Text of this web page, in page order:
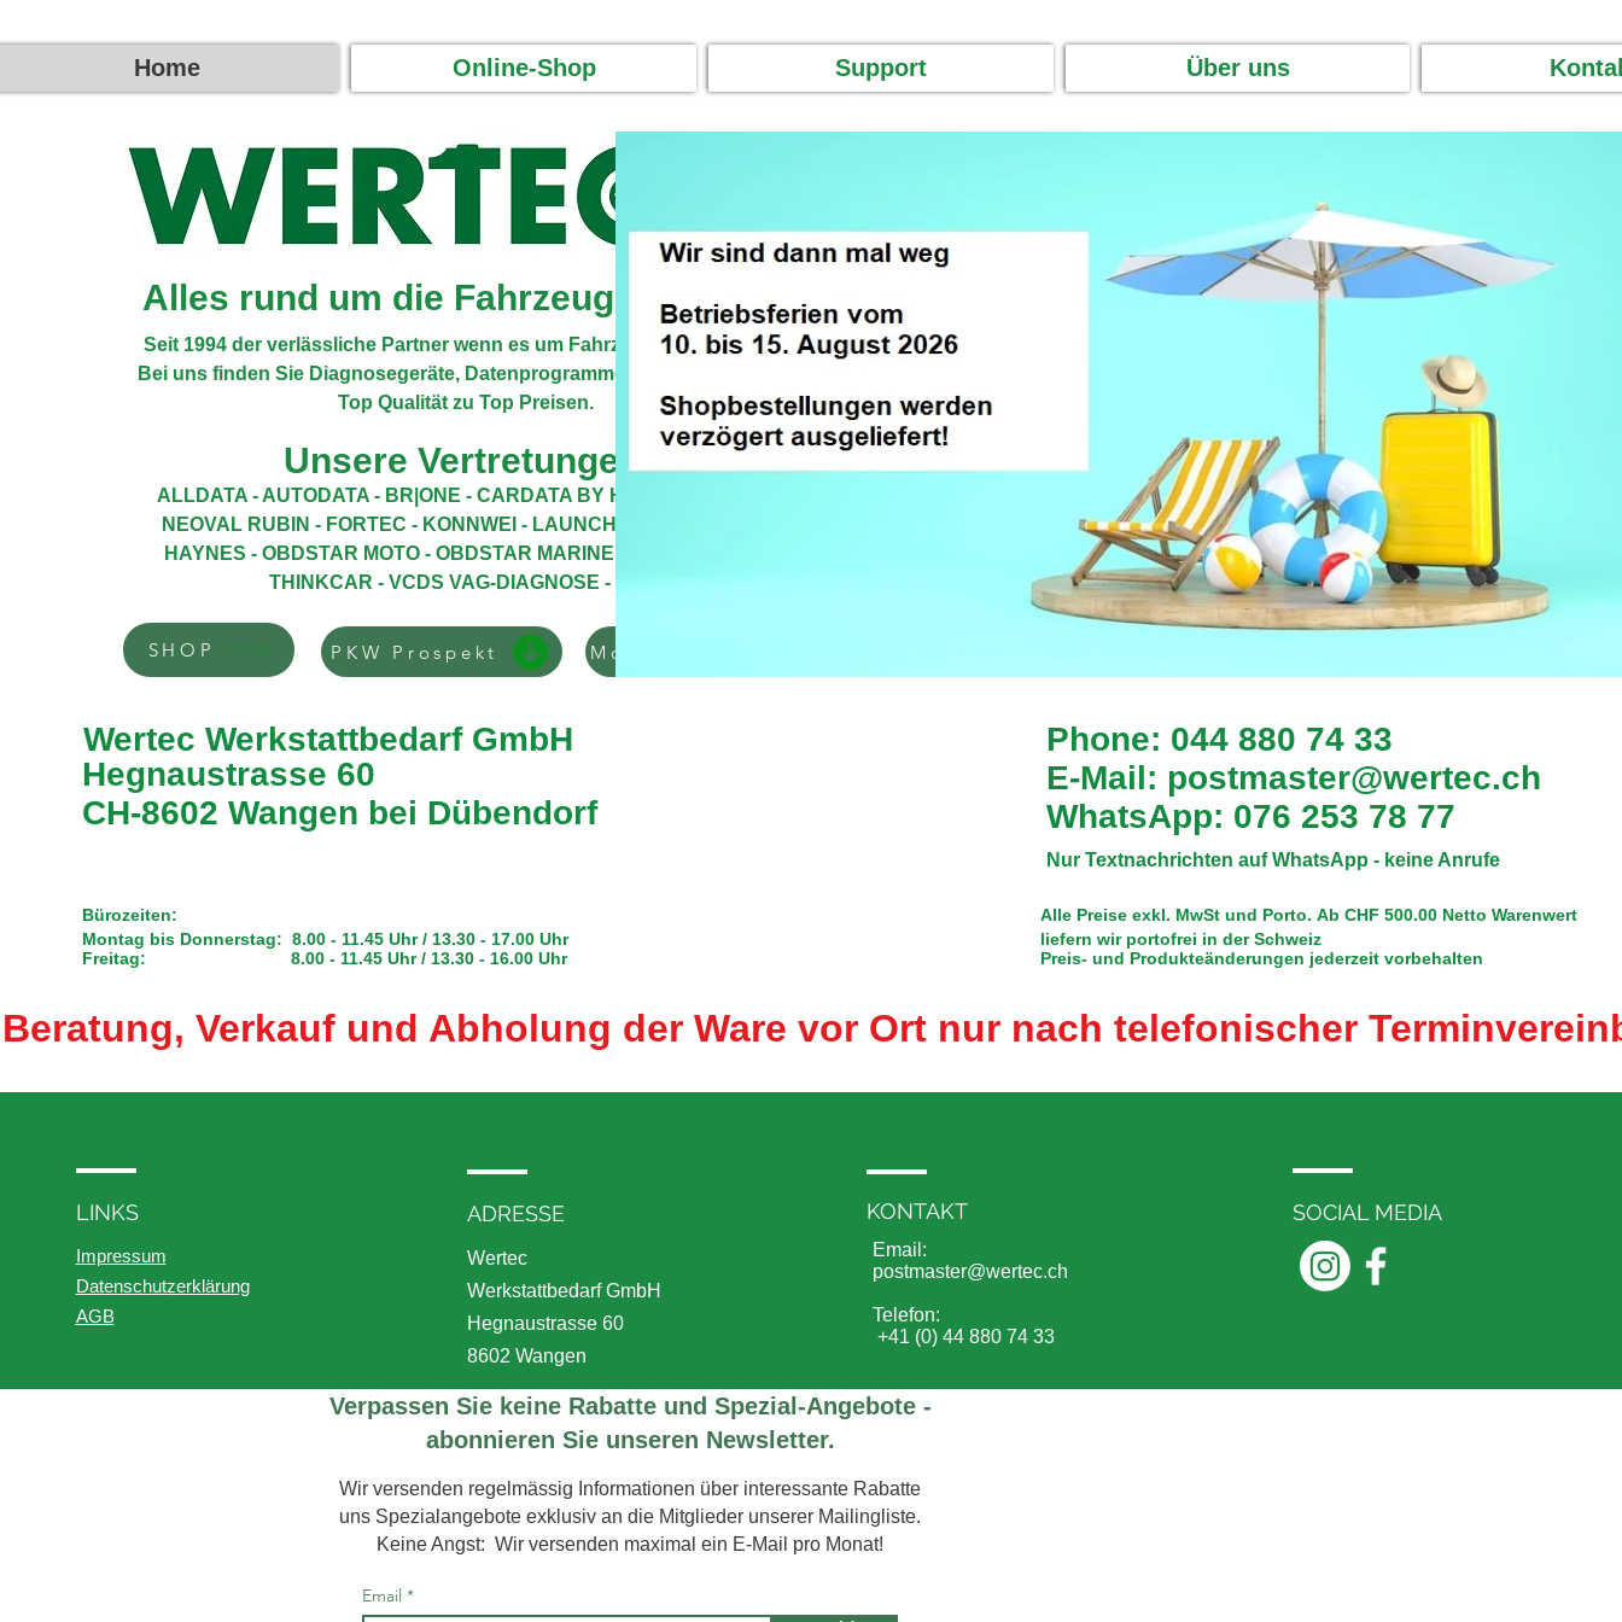
Home Online-Shop Support Über uns
Alles rund um die Fahrzeugdiagnose!
Seit 1994 der verlässliche Partner wenn es um Fahrzeugdiagnose geht.
Bei uns finden Sie Diagnosegeräte, Datenprogramme und vieles mehr in
Top Qualität zu Top Preisen.
Unsere Vertretungen:
ALLDATA - AUTODATA - BR|ONE -CARDATA BY HAYNES -
NEOVAL RUBIN - FORTEC - KONNWEI - LAUNCH -
HAYNES - OBDSTAR MOTO -OBDSTAR MARINE
THINKCAR -VCDS VAG-DIAGNOSE -
SHOP PKW Prospekt Moto Prospekt
Wertec Werkstattbedarf GmbH
Hegnaustrasse 60
CH-8602 Wangen bei Dübendorf
Bürozeiten:
Montag bis Donnerstag: 8.00 - 11.45 Uhr / 13.30 - 17.00 Uhr
Freitag: 8.00 - 11.45 Uhr / 13.30 - 16.00 Uhr
Phone: 044 880 74 33
E-Mail: postmaster@wertec.ch
WhatsApp: 076 253 78 77
Nur Textnachrichten auf WhatsApp - keine Anrufe
Alle Preise exkl. MwSt und Porto. Ab CHF 500.00 Netto Warenwert
liefern wir portofrei in der Schweiz
Preis- und Produkteänderungen jederzeit vorbehalten
Beratung, Verkauf und Abholung der Ware vor Ort nur nach telefonischer
Verpassen Sie keine Rabatte und Spezial-Angebote -
abonnieren Sie unseren Newsletter.
Wir versenden regelmässig Informationen über interessante Rabatte
uns Spezialangebote exklusiv an die Mitglieder unserer Mailingliste.
Keine Angst: Wir versenden maximal ein E-Mail pro Monat!
Email
LINKS
Impressum
Datenschutzerklärung
AGB
ADRESSE
Wertec
Werkstattbedarf GmbH
Hegnaustrasse 60
8602 Wangen
KONTAKT
Email:
postmaster@wertec.ch
Telefon:
+41 (0) 44 880 74 33
SOCIAL MEDIA